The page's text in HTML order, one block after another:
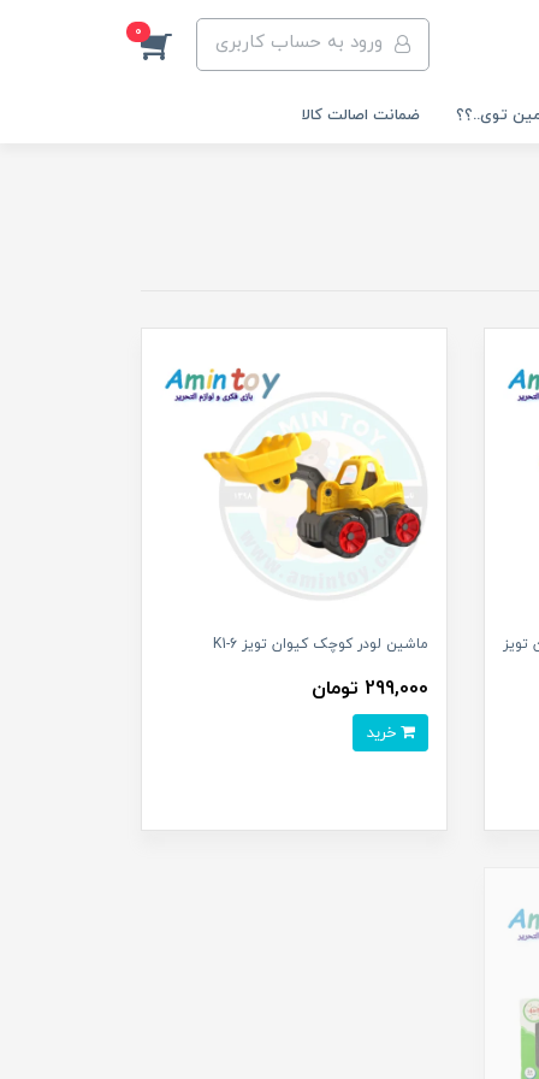
ورود به حساب کاربری 0
توی..؟؟ ضمانت اصالت کالا
ماشین لودر کوچک کیوان تویز K1-6
299,000 تومان